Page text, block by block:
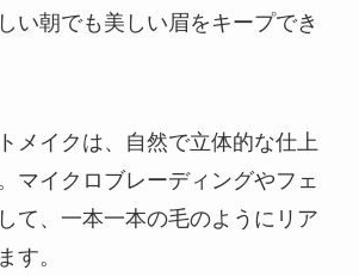
い朝でも美しい眉をキープでき
メイクは、自然で立体的な仕上
マイクロブレーディングやフェ
て、一本一本の毛のようにリア
す。